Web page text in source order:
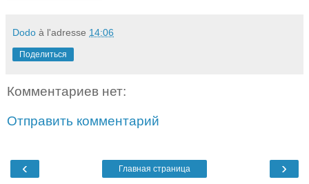
Dodo à l'adresse 14:06
Поделиться
Комментариев нет:
Отправить комментарий
‹ ›
Главная страница